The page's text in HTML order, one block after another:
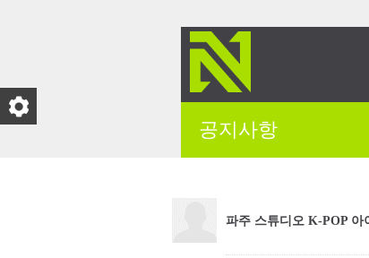
공지사항
파주 스튜디오 K-POP 아